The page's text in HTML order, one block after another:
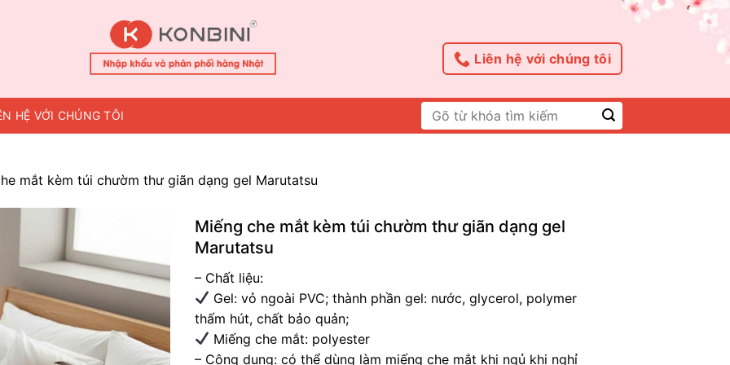
Liên hệ với chúng tôi
HỆ VỚI CHÚNG TÔI
Tìm
kiếm:
mắt kèm túi chườm thư giãn dạng gel Marutatsu
Miếng che mắt kèm túi chườm thư giãn dạng gel
Marutatsu
– Chất liệu:
Gel: vỏ ngoài PVC; thành phần gel: nước, glycerol, polymer
thấm hút, chất bảo quản;
Miếng che mắt: polyester
– Công dụng: có thể dùng làm miếng che mắt khi ngủ khi nghỉ